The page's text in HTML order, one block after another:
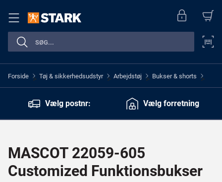
Forside > Tøj & sikkerhedsudstyr > Arbejdstøj > Bukser & shorts >
Vælg postnr: Vælg forretning
MASCOT 22059-605
Customized Funktionsbukser